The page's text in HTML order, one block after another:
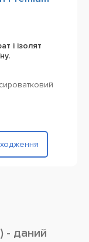
і ізолят
- даний